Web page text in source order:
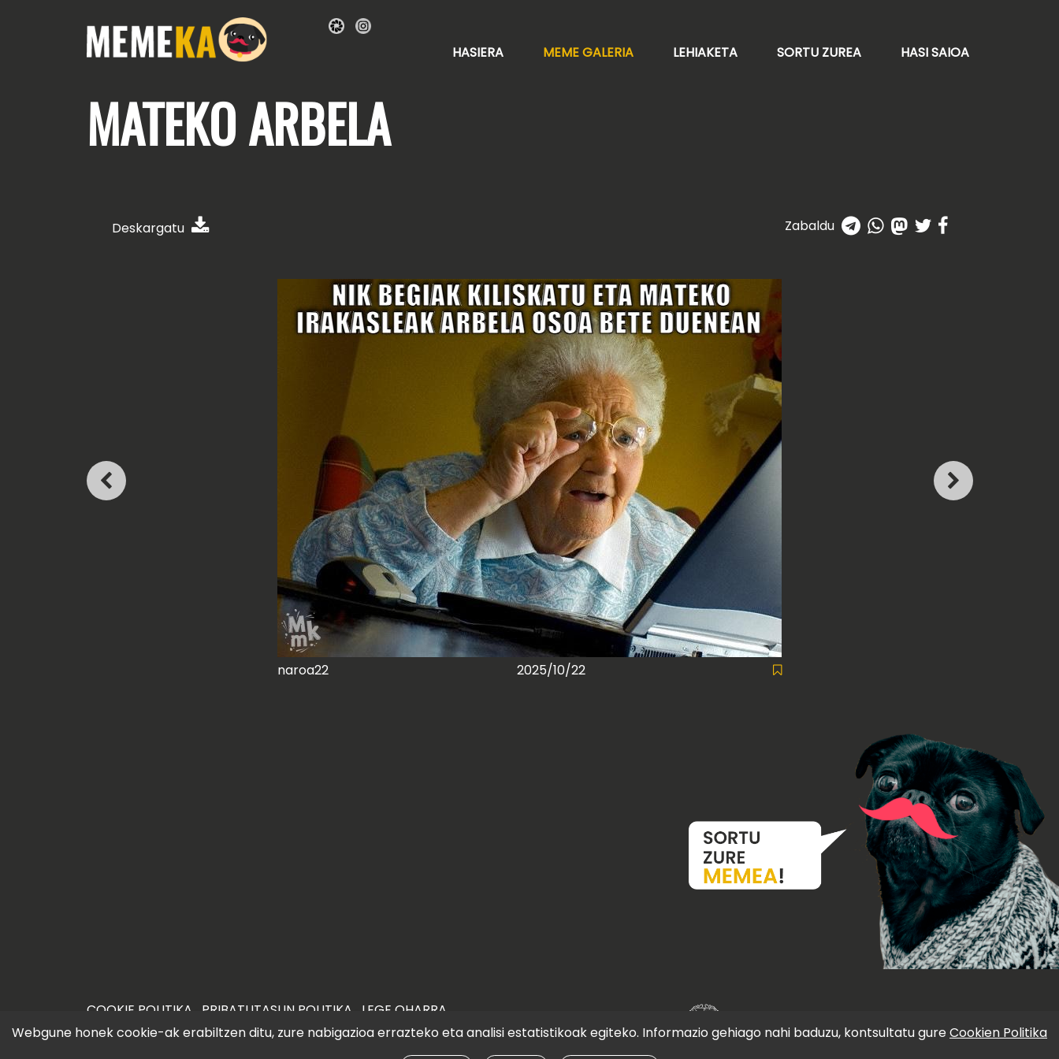
HASIERA MEME GALERIA LEHIAKETA SORTU ZUREA HASI SAIOA
MATEKOARBELA
Deskargatu Zabaldu
naroa22 2025/10/22
COOKIE POLITIKA PRIBATUTASUN POLITIKA
LEGE OHARRA
©2026 iametza.eus
Webgune honek cookie-ak erabiltzen ditu, zure nabigazioa errazteko eta analisi estatistikoak egiteko. Informazio gehiago nahi baduzu, kontsultatu gureCookien Politika